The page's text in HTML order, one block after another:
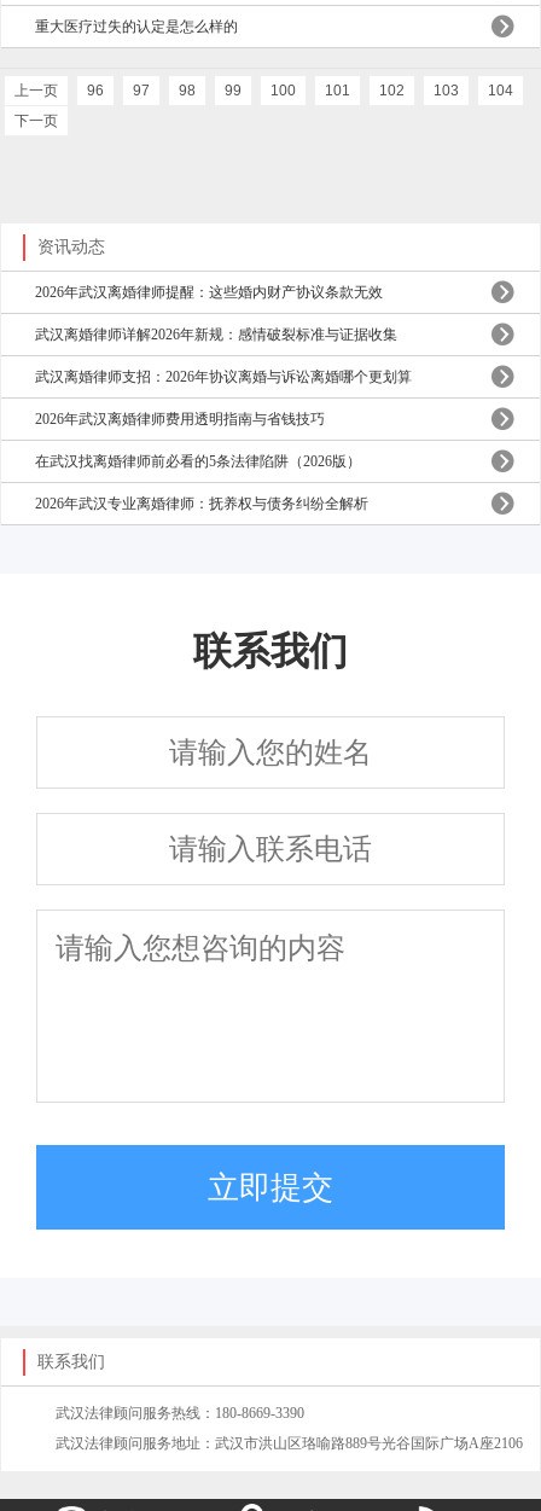
重大医疗过失的认定是怎么样的
上一页 96 97 98 99 100 101 102 103
104
下一页
资讯动态
2026年武汉离婚律师提醒：这些婚内财产协议条款无效
武汉离婚律师详解2026年新规：感情破裂标准与证据收集
武汉离婚律师支招：2026年协议离婚与诉讼离婚哪个更划算
2026年武汉离婚律师费用透明指南与省钱技巧
在武汉找离婚律师前必看的5条法律陷阱（2026版）
2026年武汉专业离婚律师：抚养权与债务纠纷全解析
联系我们
立即提交
联系我们
武汉法律顾问服务热线：180-8669-3390
武汉法律顾问服务地址：武汉市洪山区珞喻路889号光谷国际广场A座2106